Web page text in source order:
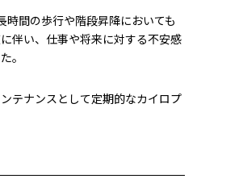
間の歩行や階段昇降においても
伴い、仕事や将来に対する不安感
。
テナンスとして定期的なカイロプ